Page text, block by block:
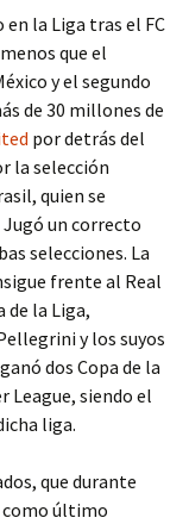
la Liga tras el FC
que el
y el segundo
de 30 millones de
por detrás del
la selección
quien se
Jugó un correcto
selecciones. La
frente al Real
de la Liga,
y los suyos
dos Copa de la
League, siendo el
liga.
que durante
como último